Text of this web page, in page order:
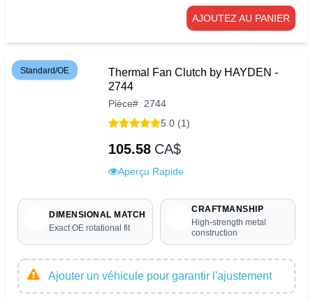
AJOUTEZ AU PANIER
Standard/OE
Thermal Fan Clutch by HAYDEN -
2744
Pièce# 2744
5.0 (1)
105.58 CA$
Aperçu Rapide
DIMENSIONAL MATCH
Exact OE rotational fit
CRAFTMANSHIP
High-strength metal
construction
Ajouter un véhicule pour garantir l'ajustement